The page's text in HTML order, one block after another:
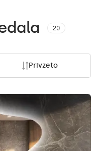
20
Privzeto